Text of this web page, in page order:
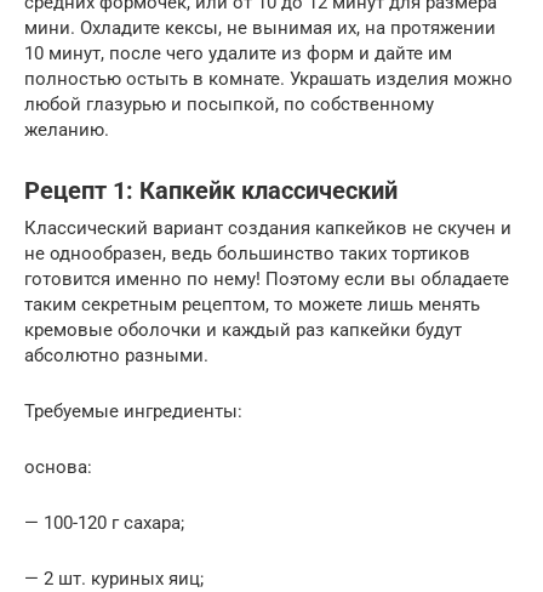
мини. Охладите кексы, не вынимая их, на протяжении
10 минут, после чего удалите из форм и дайте им
полностью остыть в комнате. Украшать изделия можно
любой глазурью и посыпкой, по собственному
желанию.
Рецепт 1: Капкейк классический
Классический вариант создания капкейков не скучен и
не однообразен, ведь большинство таких тортиков
готовится именно по нему! Поэтому если вы обладаете
таким секретным рецептом, то можете лишь менять
кремовые оболочки и каждый раз капкейки будут
абсолютно разными.
Требуемые ингредиенты:
основа:
— 100-120 г сахара;
— 2 шт. куриных яиц;